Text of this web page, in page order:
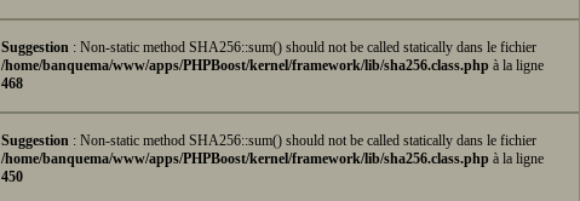
Suggestion : Non-static method SHA256::sum() should not be called statically dans le fichier
/home/banquema/www/apps/PHPBoost/kernel/framework/lib/sha256.class.php à la ligne
468
Suggestion : Non-static method SHA256::sum() should not be called statically dans le fichier
/home/banquema/www/apps/PHPBoost/kernel/framework/lib/sha256.class.php à la ligne
450